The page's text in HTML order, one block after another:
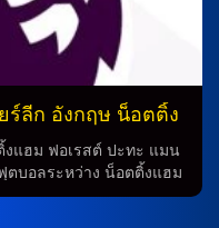
ร์ลีก อังกฤษ น็อตติ้ง
แฮม ฟอเรสต์ ปะทะ แมน
ตบอลระหว่าง น็อตติ้งแฮม
รื่องที่น่าตื่นเต้น ทั้งสองทีม